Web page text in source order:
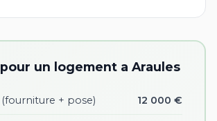
un logement a Araules
(fourniture + pose) 12 000 €